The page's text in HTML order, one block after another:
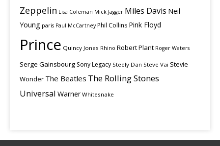
Zeppelin Lisa Coleman Mick Jagger Miles Davis Neil
Young paris Paul McCartney Phil Collins Pink Floyd
Prince Quincy Jones Rhino Robert Plant Roger Waters
Serge Gainsbourg Sony Legacy Steely Dan Steve Vai Stevie
Wonder The Beatles The Rolling Stones
Universal Warner Whitesnake